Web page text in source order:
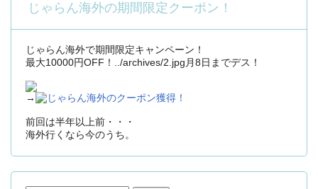
じゃらん海外の期間限定クーポン！
じゃらん海外で期間限定キャンペーン！
最大10000円OFF！../archives/2.jpg月8日までデス！
→ じゃらん海外のクーポン獲得！
前回は半年以上前・・・
海外行くなら今のうち。